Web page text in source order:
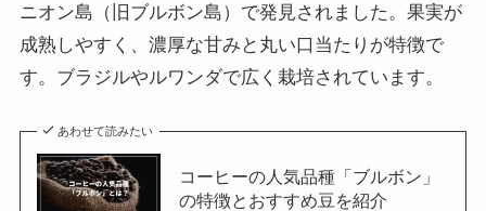
ニオン島（旧ブルボン島）で発見されました。果実が
成熟しやすく、濃厚な甘みと丸い口当たりが特徴で
す。ブラジルやルワンダで広く栽培されています。
あわせて読みたい
コーヒーの人気品種「ブルボン」
の特徴とおすすめ豆を紹介